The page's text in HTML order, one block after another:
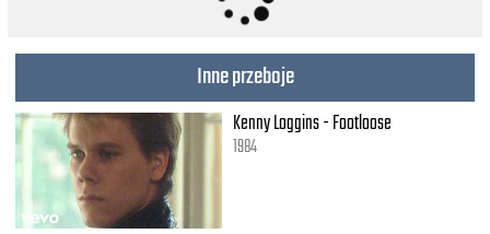
Inne przeboje
Kenny Loggins - Footloose
1984